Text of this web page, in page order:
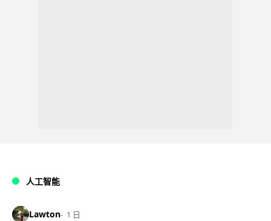
人工智能
Lawton 1 日